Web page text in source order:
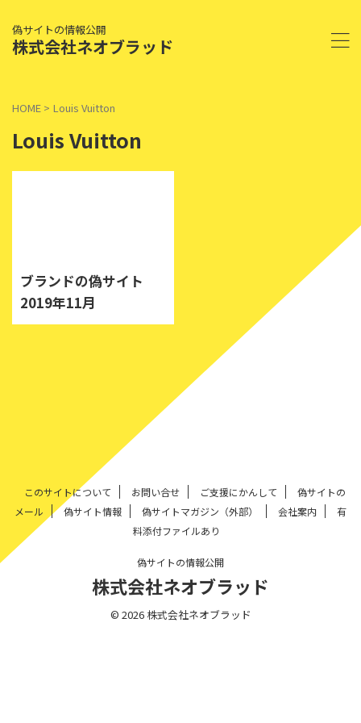
偽サイトの情報公開
株式会社ネオブラッド
HOME > Louis Vuitton
Louis Vuitton
ブランドの偽サイト
2019年11月
このサイトについて お問い合せ ご支援にかんして
偽サイトの
メール
偽サイト情報 偽サイトマガジン（外部） 会社案内
有
料添付ファイルあり
偽サイトの情報公開
株式会社ネオブラッド
© 2026 株式会社ネオブラッド